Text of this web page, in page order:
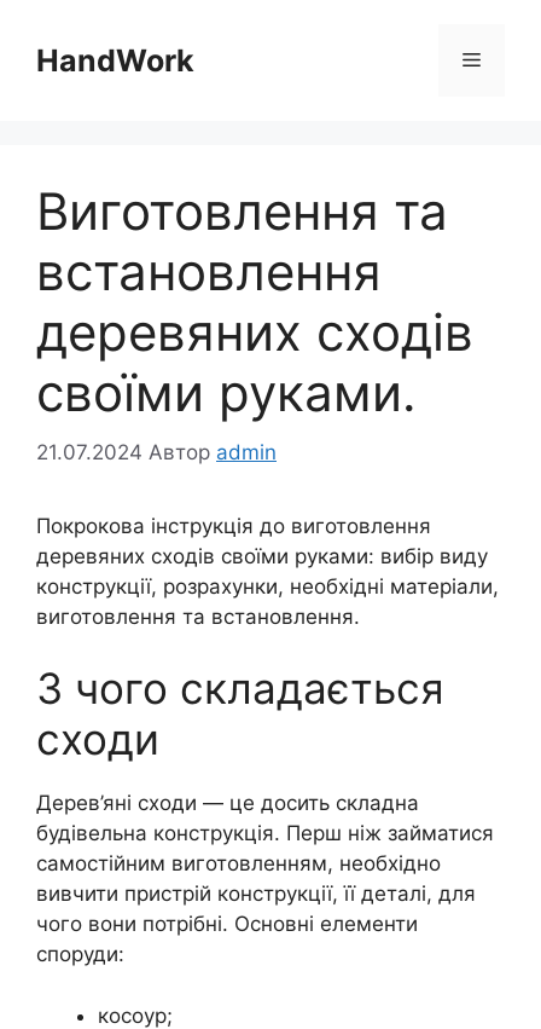
вмістуHandWork Меню
Виготовлення та
встановлення
деревяних сходів
своїми руками.
21.07.2024 Автор admin
Покрокова інструкція до виготовлення
деревяних сходів своїми руками: вибір виду
конструкції, розрахунки, необхідні матеріали,
виготовлення та встановлення.
З чого складається
сходи
Дерев’яні сходи — це досить складна
будівельна конструкція. Перш ніж займатися
самостійним виготовленням, необхідно
вивчити пристрій конструкції, її деталі, для
чого вони потрібні. Основні елементи
споруди:
косоур;